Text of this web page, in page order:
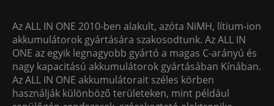
Az ALL IN ONE 2010-ben alakult, azóta NiMH, lítium-ion
akkumulátorok gyártására szakosodtunk. Az ALL IN
ONE az egyik legnagyobb gyártó a magas C-arányú és
nagy kapacitású akkumulátorok gyártásában Kínában.
Az ALL IN ONE akkumulátorait széles körben
használják különböző területeken, mint például